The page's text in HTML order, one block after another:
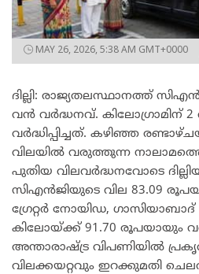
MAY 26, 2026, 5:38 AM GMT+0000
ദില്ലി: രാജ്യതലസ്ഥാനത്ത്
വൻ വർദ്ധനവ്. കിലോഗ്രാമിന്
വർദ്ധിപ്പിച്ചത്. കഴിഞ്ഞ
വിലയിൽ വരുത്തുന്ന
പുതിയ വിലവർദ്ധനവോടെ
സിഎൻജിയുടെ വില 83.09
ഗ്രേറ്റർ നോയിഡ, ഗാസിയാബാദ്
കിലോയ്ക്ക് 91.70 രൂപയായും
അന്താരാഷ്ട്ര വിപണിയിൽ
വിലക്കയറ്റവും ഇറക്കുമതി